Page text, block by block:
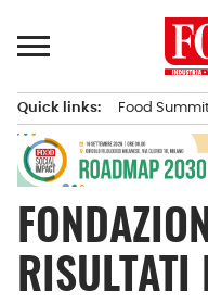
al
principale
Quick links: Food